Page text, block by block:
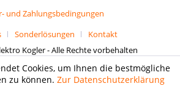
und Zahlungsbedingungen
Sonderlösungen
Kontakt
Kogler - Alle Rechte vorbehalten
Cookies, um Ihnen die bestmögliche
zu können. Zur Datenschutzerklärung